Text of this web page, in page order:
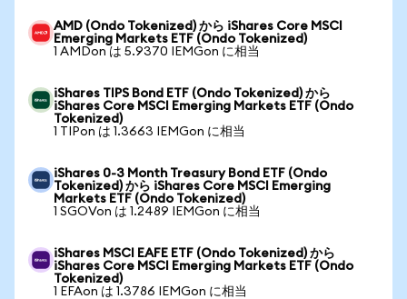
AMD (Ondo Tokenized) から iShares Core MSCI
Emerging Markets ETF (Ondo Tokenized)
1 AMDon は 5.9370 IEMGon に相当
iShares TIPS Bond ETF (Ondo Tokenized) から
iShares Core MSCI Emerging Markets ETF (Ondo
Tokenized)
1 TIPon は 1.3663 IEMGon に相当
iShares 0-3 Month Treasury Bond ETF (Ondo
Tokenized) から iShares Core MSCI Emerging
Markets ETF (Ondo Tokenized)
1 SGOVon は 1.2489 IEMGon に相当
iShares MSCI EAFE ETF (Ondo Tokenized) から
iShares Core MSCI Emerging Markets ETF (Ondo
Tokenized)
1 EFAon は 1.3786 IEMGon に相当